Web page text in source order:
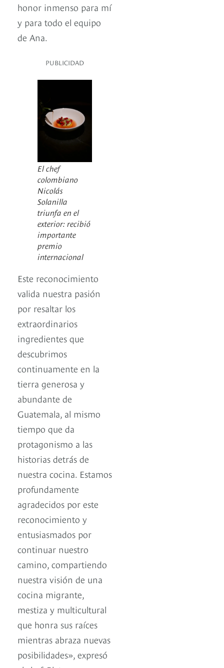
honor inmenso para mí
y para todo el equipo
de Ana.
PUBLICIDAD
El chef
colombiano
Nicolás
Solanilla
triunfa en el
exterior: recibió
importante
premio
internacional
Este reconocimiento
valida nuestra pasión
por resaltar los
extraordinarios
ingredientes que
descubrimos
continuamente en la
tierra generosa y
abundante de
Guatemala, al mismo
tiempo que da
protagonismo a las
historias detrás de
nuestra cocina. Estamos
profundamente
agradecidos por este
reconocimiento y
entusiasmados por
continuar nuestro
camino, compartiendo
nuestra visión de una
cocina migrante,
mestiza y multicultural
que honra sus raíces
mientras abraza nuevas
posibilidades», expresó